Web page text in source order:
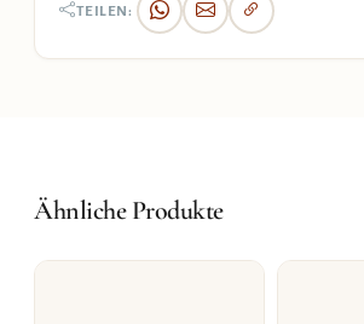
TEILEN:
Ähnliche Produkte